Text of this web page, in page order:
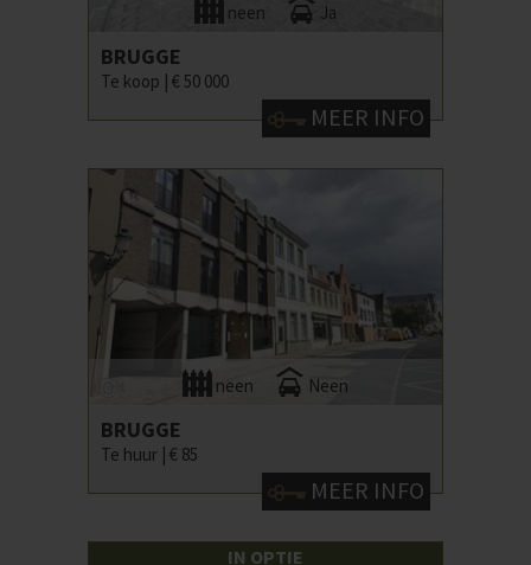
neen Ja
BRUGGE
Te koop | € 50 000
MEER INFO
neen Neen
BRUGGE
Te huur | € 85
MEER INFO
IN OPTIE